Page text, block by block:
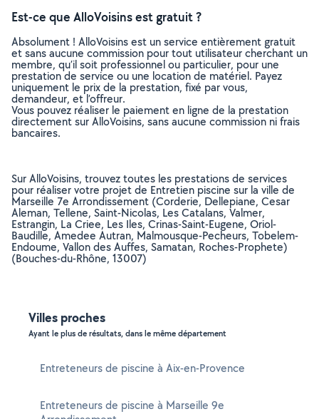
Est-ce que AlloVoisins est gratuit ?
Absolument ! AlloVoisins est un service entièrement gratuit
et sans aucune commission pour tout utilisateur cherchant un
membre, qu’il soit professionnel ou particulier, pour une
prestation de service ou une location de matériel. Payez
uniquement le prix de la prestation, fixé par vous,
demandeur, et l’offreur.
Vous pouvez réaliser le paiement en ligne de la prestation
directement sur AlloVoisins, sans aucune commission ni frais
bancaires.
Sur AlloVoisins, trouvez toutes les prestations de services
pour réaliser votre projet de Entretien piscine sur la ville de
Marseille 7e Arrondissement (Corderie, Dellepiane, Cesar
Aleman, Tellene, Saint-Nicolas, Les Catalans, Valmer,
Estrangin, La Criee, Les Iles, Crinas-Saint-Eugene, Oriol-
Baudille, Amedee Autran, Malmousque-Pecheurs, Tobelem-
Endoume, Vallon des Auffes, Samatan, Roches-Prophete)
(Bouches-du-Rhône, 13007)
Villes proches
Ayant le plus de résultats, dans le même département
Entreteneurs de piscine à Aix-en-Provence
Entreteneurs de piscine à Marseille 9e